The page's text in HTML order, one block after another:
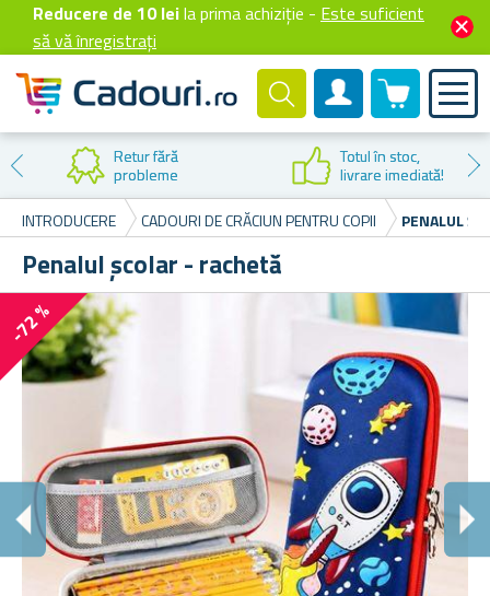
Reducere de 10 leila prima achiziție - Este suficient
să vă înregistrați
Cont client
0 produselor
Retur fără
probleme
Totul în stoc,
livrare imediată!
INTRODUCERE
CADOURI DE CRĂCIUN PENTRU COPII PENALUL
Penalul școlar - rachetă
-72 %